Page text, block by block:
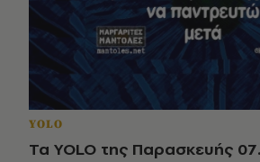
YOLO
Τα YOLO της Παρασκευής